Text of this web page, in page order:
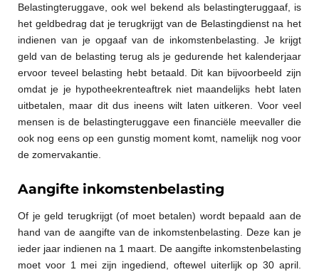
Belastingteruggave, ook wel bekend als belastingteruggaaf, is
het geldbedrag dat je terugkrijgt van de Belastingdienst na het
indienen van je opgaaf van de inkomstenbelasting. Je krijgt
geld van de belasting terug als je gedurende het kalenderjaar
ervoor teveel belasting hebt betaald. Dit kan bijvoorbeeld zijn
omdat je je hypotheekrenteaftrek niet maandelijks hebt laten
uitbetalen, maar dit dus ineens wilt laten uitkeren. Voor veel
mensen is de belastingteruggave een financiële meevaller die
ook nog eens op een gunstig moment komt, namelijk nog voor
de zomervakantie.
Aangifte inkomstenbelasting
Of je geld terugkrijgt (of moet betalen) wordt bepaald aan de
hand van de aangifte van de inkomstenbelasting. Deze kan je
ieder jaar indienen na 1 maart. De aangifte inkomstenbelasting
moet voor 1 mei zijn ingediend, oftewel uiterlijk op 30 april.